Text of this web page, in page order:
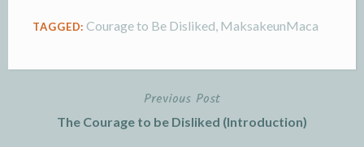
TAGGED: Courage to Be Disliked, MaksakeunMaca
Previous Post
The Courage to be Disliked (Introduction)